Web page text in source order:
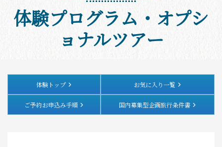
団体予約
教育/研修旅行
観る・遊ぶ
体験・ツアー
食べる
体験プログラム・オプシ
ョナルツアー
体験トップ お気に入り一覧
ご予約お申込み手順 国内募集型企画旅行条件書